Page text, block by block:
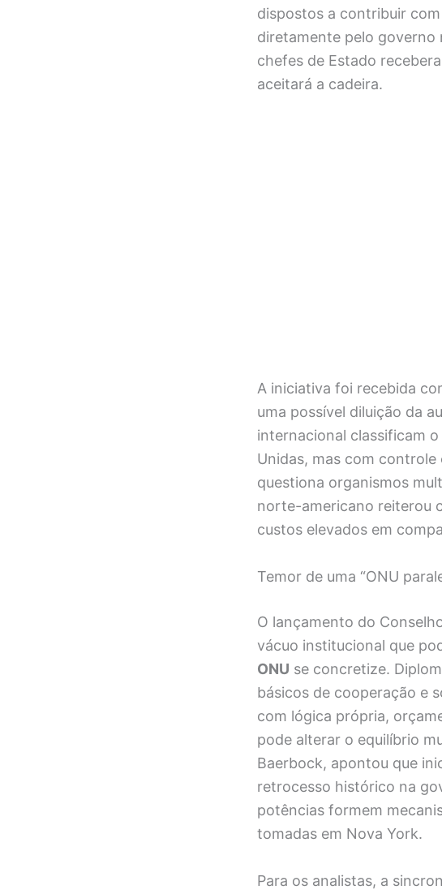
dispostos a contribuir
diretamente pelo governo
chefes de Estado
aceitará a cadeira.
A iniciativa foi recebida
uma possível diluição da
internacional classificam
Unidas, mas com
questiona organismos
norte-americano reiterou
custos elevados em
Temor de uma “ONU
O lançamento do
vácuo institucional que
ONU se concretize.
básicos de cooperação e
com lógica própria,
pode alterar o equilíbrio
Baerbock, apontou que
retrocesso histórico na
potências formem
tomadas em Nova York.
Para os analistas, a